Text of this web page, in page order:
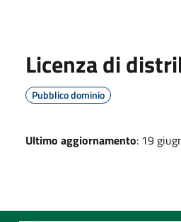
Licenza di
Pubblico dominio
Ultimo aggiornamento: 19